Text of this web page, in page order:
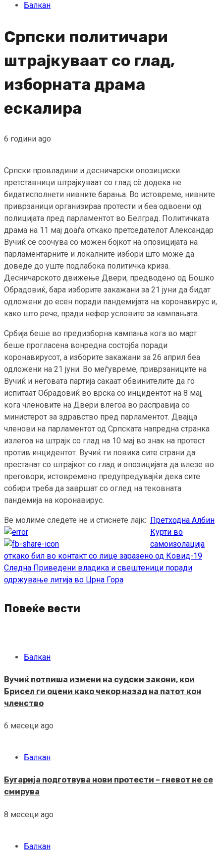
Балкан
Српски политичари
штрајкуваат со глад,
изборната драма
ескалира
6 години ago
Српски провладини и десничарски опозициски
претставници штрајкуваат со глад сè додека не
бидатисполнети нивните барања. Во истовреме, нивните
приврзаници организираа протести и беа одвоени од
полицијата пред парламентот во Белград. Политичката
драма на 11 мај доаѓа откако претседателот Александар
Вучиќ се соочува со можен бојкот на опозицијата на
парламентарните и локалните избори што може да
доведе до уште подлабока политичка криза.
Десничарското движење Двери, предводено од Бошко
Обрадовиќ, бара изборите закажани за 21 јуни да бидат
одложени до есен поради пандемијата на коронавирус и,
како што рече, пради нефер условите за кампањата.
Србија беше во предизборна кампања кога во март
беше прогласена вонредна состојба поради
коронавирусот, а изборите закажани за 26 април беа
одложени на 21 јуни. Во меѓувреме, приврзаниците на
Вучиќ и неговата партија сакаат обвинителите да го
испитаат Обрадовиќ во врска со инцидентот на 8 мај,
кога членовите на Двери влегоа во расправија со
министерот за здравство пред парламентот. Двајца
членови на парламентот од Српската напредна странка
излегоа на штрајк со глад на 10 мај во знак на протест
против инцидентот. Вучиќ ги повика сите страни да
престанат со штрајкот со глад и опозицијата да влезе во
преговори, истовремено предупредувајќи дека сите
собири треба да завршат со оглед на тековната
пандемија на коронавирус.
Ве молиме следете не и стиснете лајк:
Continue
Reading
Претходна Албин
Курти во
самоизолација
откако бил во контакт со лице заразено од Ковид-19
Следна Приведени владика и свештеници поради
одржување литија во Црна Гора
Повеќе вести
Балкан
Вучиќ потпиша измени на судски закони, кои
Брисел ги оцени како чекор назад на патот кон
членство
6 месеци ago
Балкан
Бугарија подготвува нови протести – гневот не се
смирува
8 месеци ago
Балкан